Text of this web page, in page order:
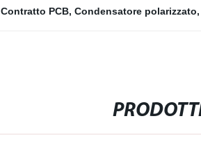
Contratto PCB, Condensatore polarizzato